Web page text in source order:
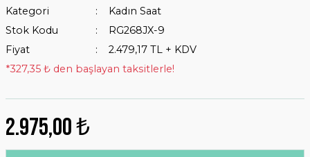
Kategori
Kadın Saat
Stok Kodu
RG268JX-9
Fiyat
2.479,17 TL + KDV
*327,35 ₺ den başlayan taksitlerle!
2.975,00 ₺